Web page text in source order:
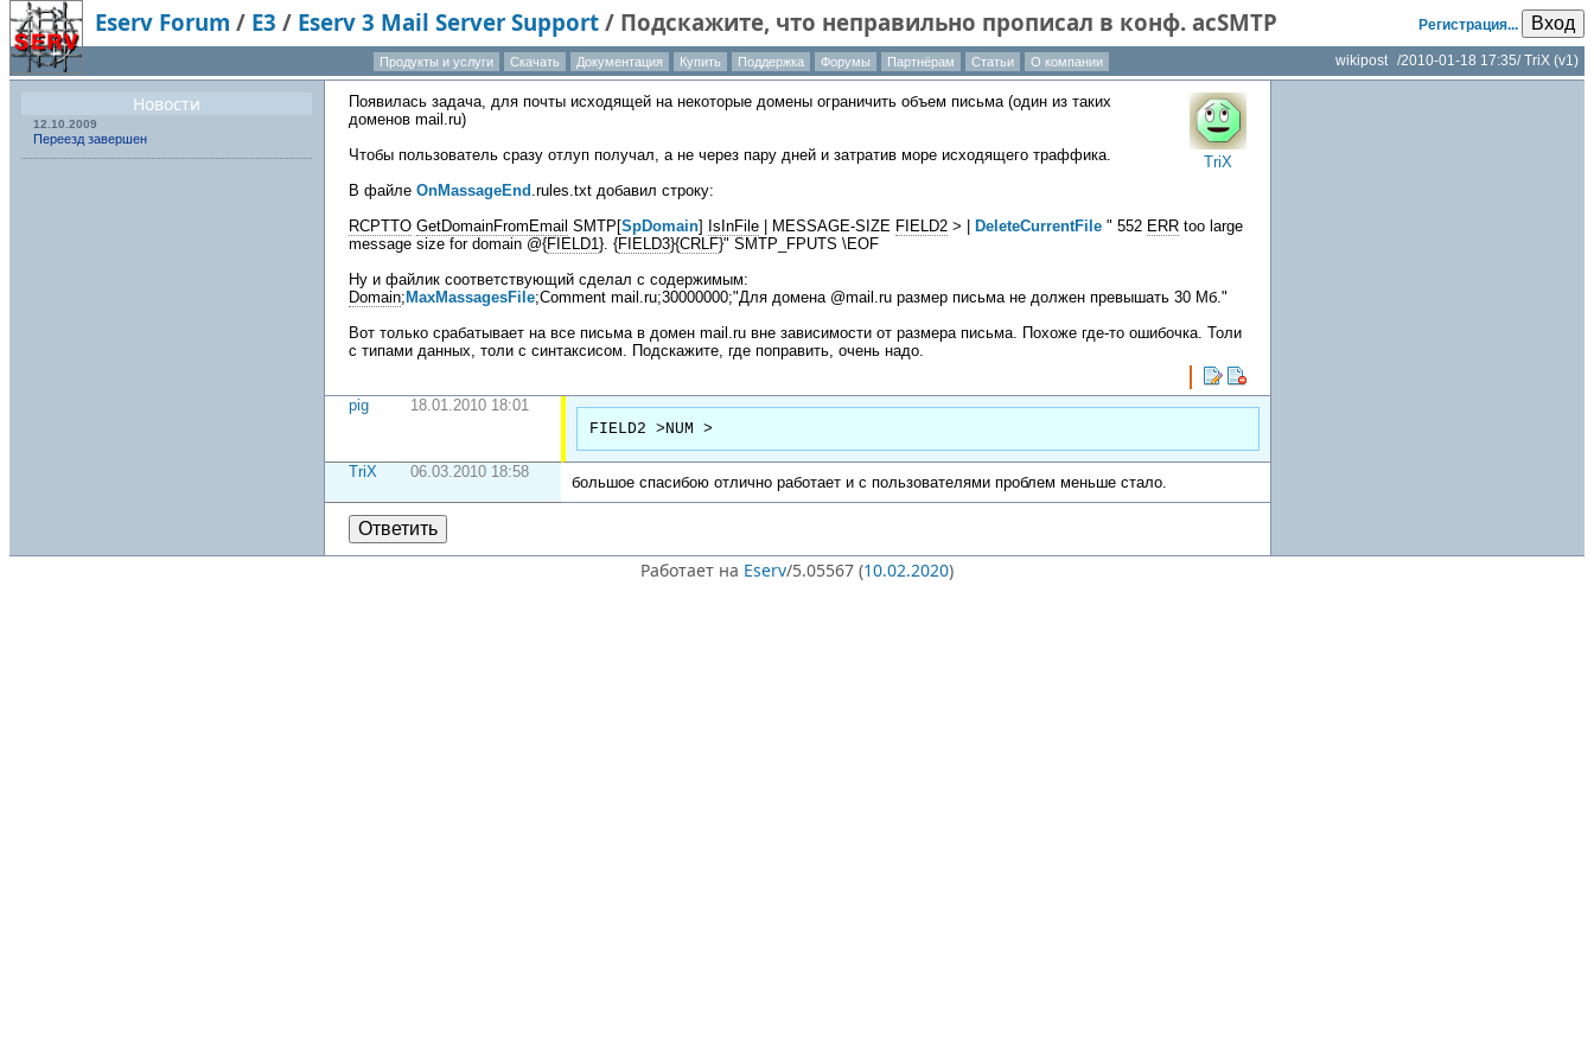
Регистрация... Вход
Eserv Forum / E3 / Eserv 3 Mail Server Support / Подскажите, что неправильно прописал в конф. acSMTP
wikipost /2010-01-18 17:35/TriX (v1)
Продукты и услуги Скачать Документация Купить Поддержка Форумы Партнёрам Статьи О компании
Новости
12.10.2009
Переезд завершен
TriX
Появилась задача, для почты исходящей на некоторые домены ограничить объем письма (один из таких
доменов mail.ru)
Чтобы пользователь сразу отлуп получал, а не через пару дней и затратив море исходящего траффика.
В файле OnMassageEnd .rules.txt добавил строку:
RCPTTO GetDomainFromEmail SMTP[SpDomain] IsInFile | MESSAGE-SIZE FIELD2 > | DeleteCurrentFile " 552 ERR too large
message size for domain @{FIELD1}. {FIELD3}{CRLF}" SMTP_FPUTS \EOF
Ну и файлик соответствующий сделал с содержимым:
Domain; MaxMassagesFile;Comment mail.ru;30000000;"Для домена @mail.ru размер письма не должен превышать 30 Мб."
Вот только срабатывает на все письма в домен mail.ru вне зависимости от размера письма. Похоже где-то ошибочка. Толи
с типами данных, толи с синтаксисом. Подскажите, где поправить, очень надо.
pig
18.01.2010 18:01
FIELD2 >NUM >
TriX 06.03.2010 18:58
большое спасибою отлично работает и с пользователями проблем меньше стало.
Ответить
Работает на Eserv/5.05567 (10.02.2020)